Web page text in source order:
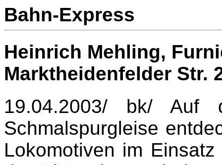
Bahn-Express
Heinrich Mehling,
Marktheidenfelder Str.
19.04.2003/ bk/ Auf
Schmalspurgleise
Lokomotiven im